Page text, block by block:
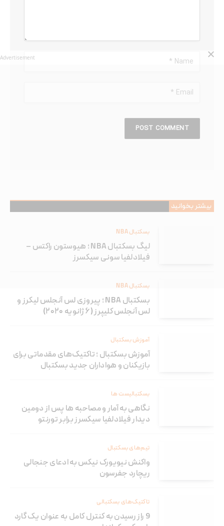
بیشتر بخوانید
بسکتبال NBA
لیگ بسکتبال NBA ؛ هیوستون راکتس –
فیلادلفیا سونی سیکسرز
بسکتبال NBA
بسکتبال NBA ؛ پیروزی لس آنجلس لیکرز و
لس آنجلس کلیپرز (۶ ژانویه ۲۰۲۰)
آموزش بسکتبال
آموزش بسکتبال ؛ تاکتیک‌های مقدماتی برای
بازیکنان و هواداران جدید بسکتبال
بسکتبالیست ها
نگاهی به آمار و مصاحبه ها پس از دومین
دیدار فیلادلفیا سیکسرز برابر تورنتو
تیم‌های بسکتبال
واکنش نیویورک نیکس به ادعای جنجالی
ریچارد جفرسون
تاکتیک‌های بسکتبالی
9 راز رسیدن به کنترل کامل به عنوان یک گارد
Advertisement